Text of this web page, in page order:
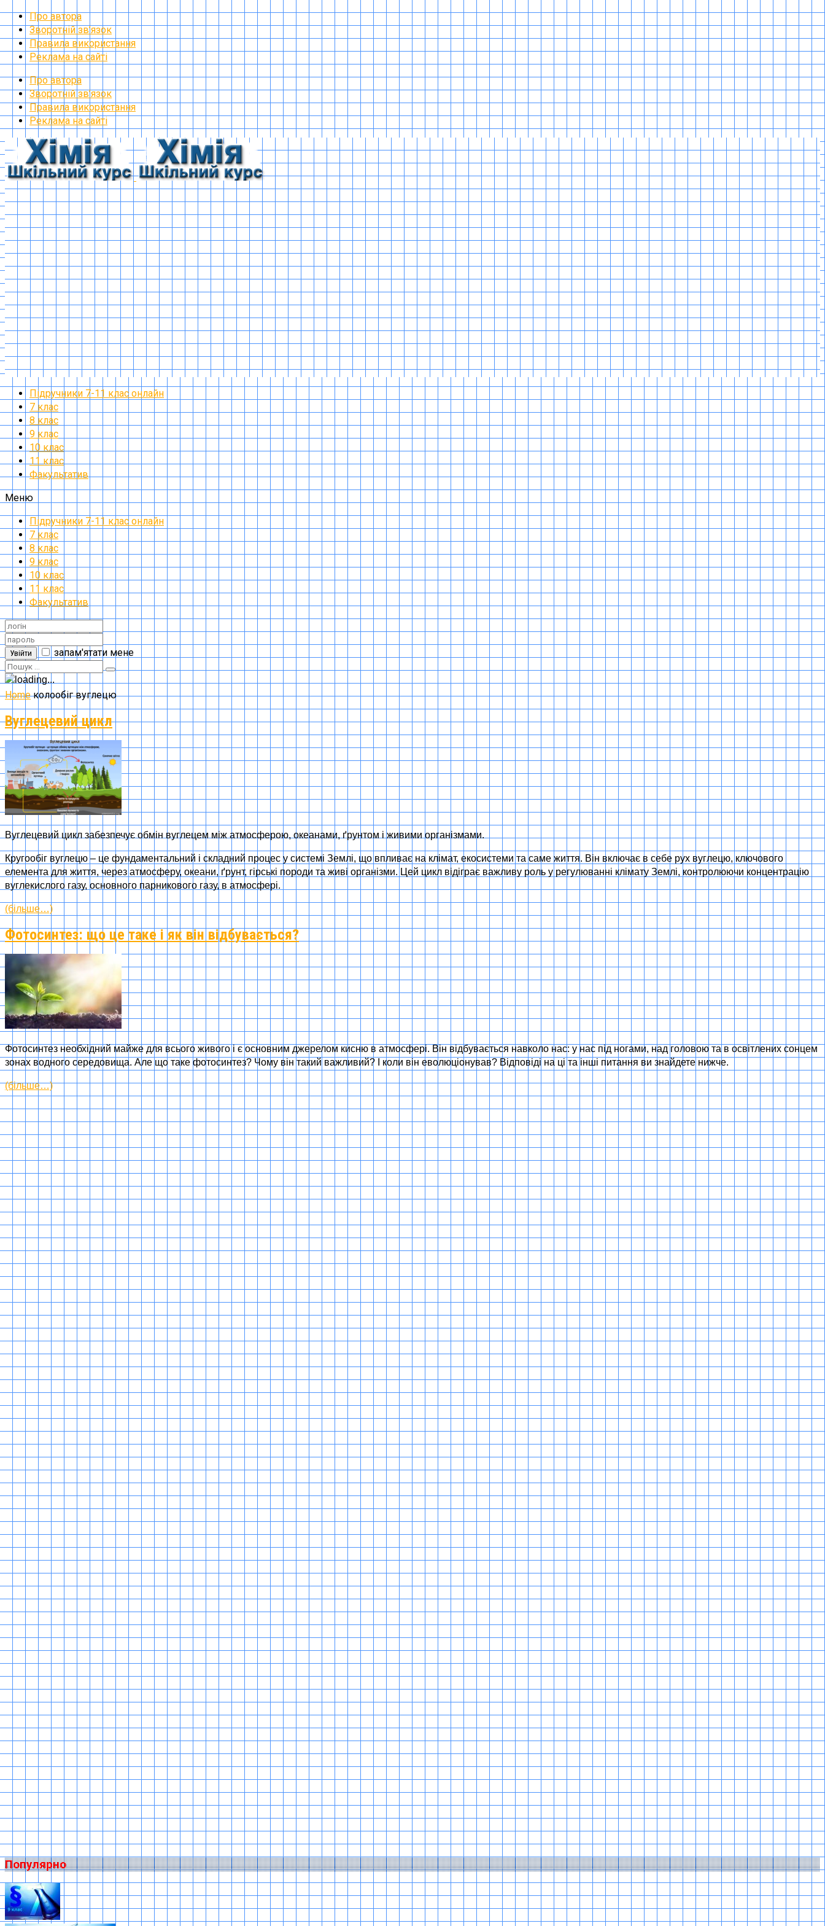
Про автора
Зворотній зв’язок
Правила використання
Реклама на сайті
Про автора
Зворотній зв’язок
Правила використання
Реклама на сайті
Підручники 7-11 клас онлайн
7 клас
8 клас
9 клас
10 клас
11 клас
Факультатив
Меню
Підручники 7-11 клас онлайн
7 клас
8 клас
9 клас
10 клас
11 клас
Факультатив
Увійти запам'ятати мене
Home колообіг вуглецю
Вуглецевий цикл
Вуглецевий цикл забезпечує обмін вуглецем між атмосферою, океанами, ґрунтом і живими організмами.
Кругообіг вуглецю – це фундаментальний і складний процес у системі Землі, що впливає на клімат, екосистеми та саме життя. Він включає в себе рух вуглецю, ключового
елемента для життя, через атмосферу, океани, ґрунт, гірські породи та живі організми. Цей цикл відіграє важливу роль у регулюванні клімату Землі, контролюючи концентрацію
вуглекислого газу, основного парникового газу, в атмосфері.
(більше…)
Фотосинтез: що це таке і як він відбувається?
Фотосинтез необхідний майже для всього живого і є основним джерелом кисню в атмосфері. Він відбувається навколо нас: у нас під ногами, над головою та в освітлених сонцем
зонах водного середовища. Але що таке фотосинтез? Чому він такий важливий? І коли він еволюціонував? Відповіді на ці та інші питання ви знайдете нижче.
(більше…)
Популярно